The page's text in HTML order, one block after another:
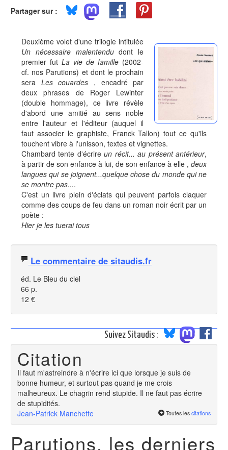
Partager sur :
Deuxième volet d'une trilogie intitulée
Un nécessaire malentendudont le
premier futLa vie de famille (2002-
cf. nos Parutions) et dont le prochain
sera Les couardes , encadré par
deux phrases de Roger Lewinter
(double hommage), ce livre révèle
d'abord une amitié au sens noble
entre l'auteur et l'éditeur (auquel il
faut associer le graphiste, Franck Tallon) tout ce qu'ils
touchent vibre à l'unisson, textes et vignettes.
Chambard tente d'écrireun récit... au présent antérieur,
à partir de son enfance à lui, de son enfance à elle , deux
langues qui se joignent...quelque chose du monde qui ne
se montre pas....
C'est un livre plein d'éclats qui peuvent parfois claquer
comme des coups de feu dans un roman noir écrit par un
poète :
Hier je les tuerai tous
Le commentaire de sitaudis.fr
éd. Le Bleu du ciel
66 p.
12 €
Suivez Sitaudis :
Citation
Il faut m'astreindre à n'écrire ici que lorsque je suis de
bonne humeur, et surtout pas quand je me crois
malheureux. Le chagrin rend stupide. Il ne faut pas écrire
de stupidités.
Jean-Patrick Manchette
Toutes les citations
Parutions, les derniers